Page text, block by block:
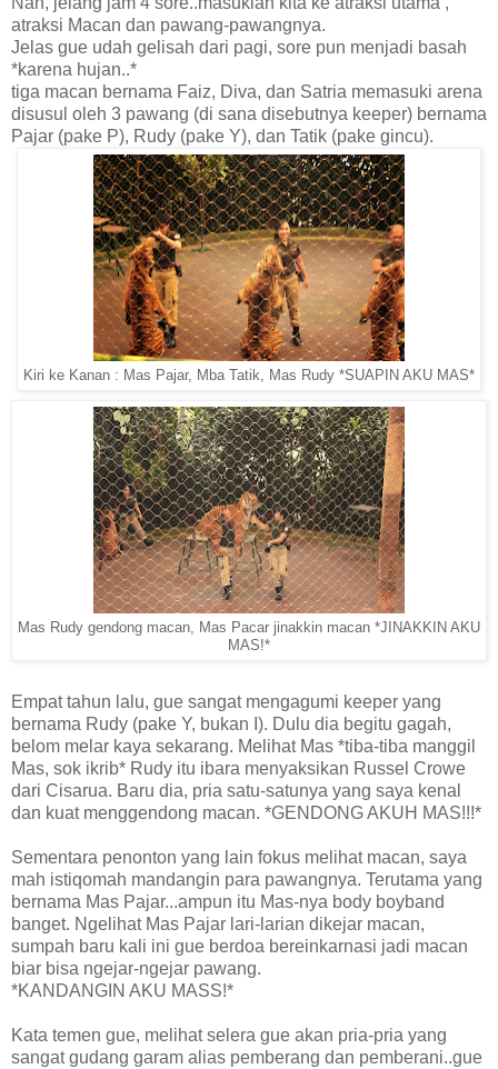
atraksi Macan dan pawang-pawangnya.
Jelas gue udah gelisah dari pagi, sore pun menjadi basah
*karena hujan..*
tiga macan bernama Faiz, Diva, dan Satria memasuki arena
disusul oleh 3 pawang (di sana disebutnya keeper) bernama
Pajar (pake P), Rudy (pake Y), dan Tatik (pake gincu).
Kiri ke Kanan : Mas Pajar, Mba Tatik, Mas Rudy *SUAPIN AKU MAS*
Mas Rudy gendong macan, Mas Pacar jinakkin macan *JINAKKIN AKU
MAS!*
Empat tahun lalu, gue sangat mengagumi keeper yang
bernama Rudy (pake Y, bukan I). Dulu dia begitu gagah,
belom melar kaya sekarang. Melihat Mas *tiba-tiba manggil
Mas, sok ikrib* Rudy itu ibara menyaksikan Russel Crowe
dari Cisarua. Baru dia, pria satu-satunya yang saya kenal
dan kuat menggendong macan. *GENDONG AKUH MAS!!!*
Sementara penonton yang lain fokus melihat macan, saya
mah istiqomah mandangin para pawangnya. Terutama yang
bernama Mas Pajar...ampun itu Mas-nya body boyband
banget. Ngelihat Mas Pajar lari-larian dikejar macan,
sumpah baru kali ini gue berdoa bereinkarnasi jadi macan
biar bisa ngejar-ngejar pawang.
*KANDANGIN AKU MASS!*
Kata temen gue, melihat selera gue akan pria-pria yang
sangat gudang garam alias pemberang dan pemberani..gue